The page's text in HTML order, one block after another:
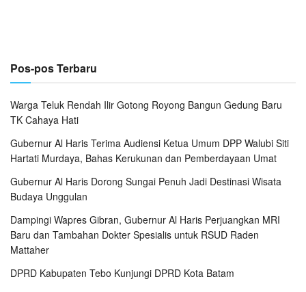
Pos-pos Terbaru
Warga Teluk Rendah Ilir Gotong Royong Bangun Gedung Baru
TK Cahaya Hati ‎
Gubernur Al Haris Terima Audiensi Ketua Umum DPP Walubi Siti
Hartati Murdaya, Bahas Kerukunan dan Pemberdayaan Umat
Gubernur Al Haris Dorong Sungai Penuh Jadi Destinasi Wisata
Budaya Unggulan ‎
Dampingi Wapres Gibran, Gubernur Al Haris Perjuangkan MRI
Baru dan Tambahan Dokter Spesialis untuk RSUD Raden
Mattaher
DPRD Kabupaten Tebo Kunjungi DPRD Kota Batam